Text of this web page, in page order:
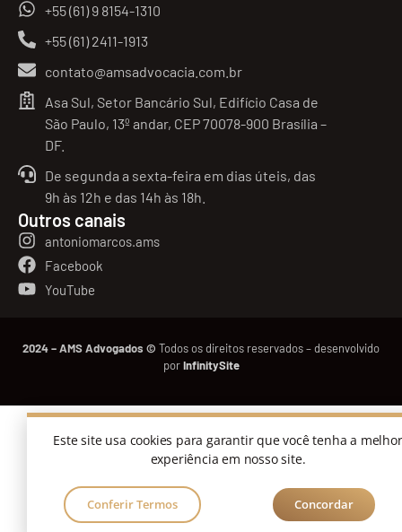
+55 (61) 9 8154-1310
+55 (61) 2411-1913
contato@amsadvocacia.com.br
Asa Sul, Setor Bancário Sul, Edifício Casa de
São Paulo, 13º andar, CEP 70078-900 Brasília –
DF.
De segunda a sexta-feira em dias úteis, das
9h às 12h e das 14h às 18h.
Outros canais
antoniomarcos.ams
Facebook
YouTube
2024 – AMS Advogados © Todos os direitos reservados – desenvolvido
porInfinitySite
Este site usa cookies para garantir que você tenha a melhor
experiência em nosso site.
Conferir Termos Concordar